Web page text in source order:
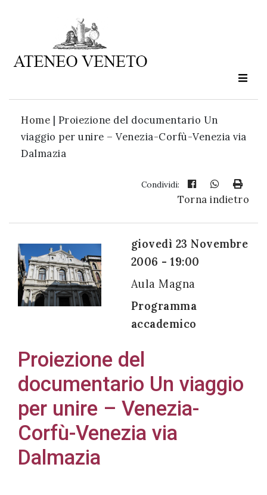
Home | Proiezione del documentario Un
viaggio per unire – Venezia-Corfù-Venezia via
Dalmazia
Condividi:
Torna indietro
giovedì 23 Novembre
2006 - 19:00
Aula Magna
Programma
accademico
Proiezione del
documentario Un viaggio
per unire – Venezia-
Corfù-Venezia via
Dalmazia
Ateneo
è
cultura
movimento
all'uso dei
miei dati
personali in
accordo
con il
decreto
legislativo
196/03